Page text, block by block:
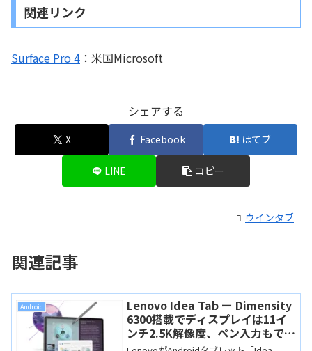
関連リンク
Surface Pro 4 ：米国Microsoft
シェアする
X Facebook はてブ
LINE コピー
ウインタブ
関連記事
Android
Lenovo Idea Tab ー Dimensity
6300搭載でディスプレイは11イ
ンチ2.5K解像度、ペン入力もでき
る低価格タブレット